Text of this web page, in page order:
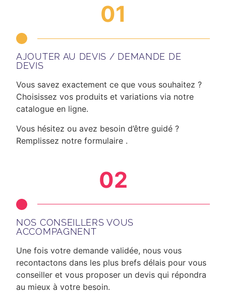
01
AJOUTER AU DEVIS / DEMANDE DE
DEVIS
Vous savez exactement ce que vous souhaitez ?
Choisissez vos produits et variations via notre
catalogue en ligne.
Vous hésitez ou avez besoin d’être guidé ?
Remplissez notre formulaire .
02
NOS CONSEILLERS VOUS
ACCOMPAGNENT
Une fois votre demande validée, nous vous
recontactons dans les plus brefs délais pour vous
conseiller et vous proposer un devis qui répondra
au mieux à votre besoin.